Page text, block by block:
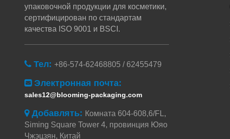
упаковочной продукции для косметики,
сертифицирован по стандартам
качества ISO 9001 и BSCI.
 Тел: +86-574-62468805 / 62455479
Электронная почта:
sales12@blooming-packaging.com
Добавлять: Комната 604-608,6/FL,
Siming Square Tower 4, провинция Юяо
Чжэцзян, Китай